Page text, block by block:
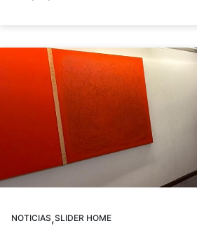
NOTICIAS,SLIDER HOME